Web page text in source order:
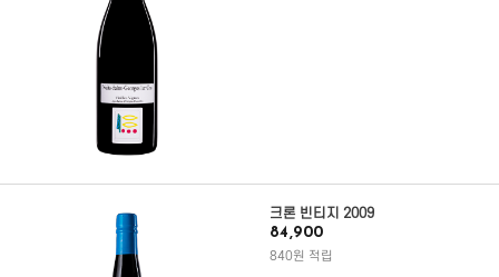
크론 빈티지 2009
84,900
840원 적립